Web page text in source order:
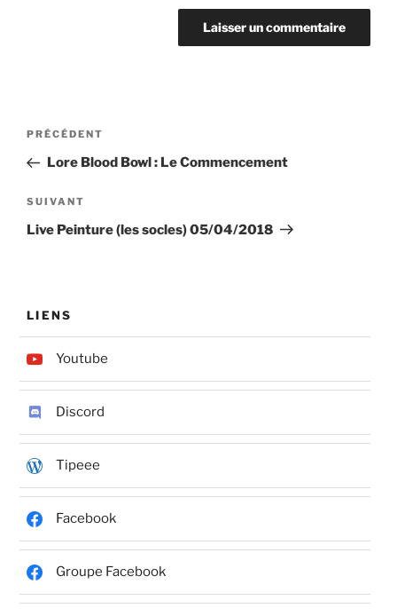
Navigation
l’article
Article
précédent
PRÉCÉDENT
Lore Blood Bowl : Le Commencement
Article
suivant
SUIVANT
Live Peinture (les socles) 05/04/2018
LIENS
Youtube
Discord
Tipeee
Facebook
Groupe Facebook